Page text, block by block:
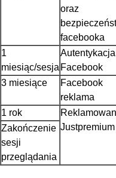
oraz
facebooka
1
miesiąc/sesja
Autentykacja
Facebook
3 miesiące
Facebook
reklama
1 rok
Justpremium
Zakończenie
sesji
przeglądania